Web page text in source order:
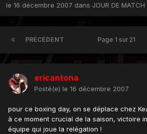
le 16 décembre 2007 dans JOUR DE MATCH
PRÉCÉDENT Page 1 sur 21
ericantona
Posté(e) le 16 décembre 2007
pour ce boxing day, on se déplace chez
à ce moment crucial de la saison, victoire
équipe qui joue la relégation !